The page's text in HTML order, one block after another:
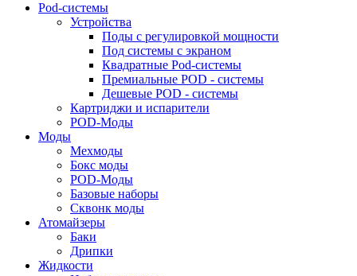
Pod-системы
Устройства
Поды с регулировкой мощности
Под системы с экраном
Квадратные Pod-системы
Премиальные POD - системы
Дешевые POD - системы
Картриджи и испарители
POD-Моды
Моды
Мехмоды
Бокс моды
POD-Моды
Базовые наборы
Сквонк моды
Атомайзеры
Баки
Дрипки
Жидкости